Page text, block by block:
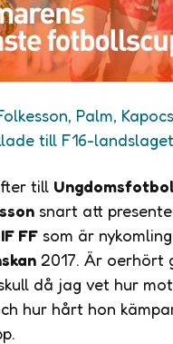
Palm,
till F16-landslaget
till
snart att
FF som är
2017. Är oerhört
då jag vet hur
hur hårt hon